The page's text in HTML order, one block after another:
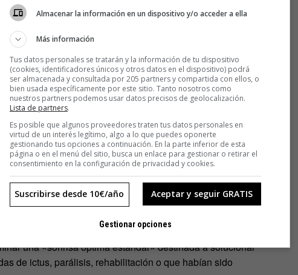
o «agradable».
del estudio pudieron determinar lo que
que, en opinión de los participantes, había recibido una
Dicha sonrisa fue aquella que era equilibrada en el ángulo
la dentadura y que resulta simétrica.
estudio no son únicamente las derivadas que una
persona. Si bien es cierto que a más de un líder político le
el objetivo del mismo es mucho más útil. Socialmente
una «sonrisa óptima estándar» destinada a solucionar
de ictus, parálisis, rehabilitación o que habían sido
Almacenar la información en un dispositivo y/o acceder a ella
Más información
Tus datos personales se tratarán y la información de tu dispositivo
(cookies, identificadores únicos y otros datos en el dispositivo) podrá
ser almacenada y consultada por 205 partners y compartida con ellos, o
bien usada específicamente por este sitio. Tanto nosotros como
nuestros partners podemos usar datos precisos de geolocalización.
Lista de partners.
Es posible que algunos proveedores traten tus datos personales en
virtud de un interés legítimo, algo a lo que puedes oponerte
gestionando tus opciones a continuación. En la parte inferior de esta
página o en el menú del sitio, busca un enlace para gestionar o retirar el
consentimiento en la configuración de privacidad y cookies.
Aceptar y seguir GRATIS
Suscribirse desde 10€/año
Gestionar opciones